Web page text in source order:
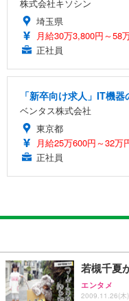
株式会社キソシン
埼玉県
月給30万3,800円～58
正社員
「新卒向け求人」IT機
ベンタス株式会社
東京都
月給25万600円～32万
正社員
若槻千夏
エンタメ
2009.11.26(木